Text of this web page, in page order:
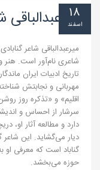
میرعبدالباقی
میرعبدالباقی شاعر
شاعری نام‌آور است.
تاریخ ادبیات ایران
مهربانی و نجابتش
اقلیم» و «تذکره روز
سرشار از احساس و
دارد و مطالعه آثار او،
دیار می‌گشاید. این شاعر
گناباد است که معرفی او
حوزه می‌بخشد.
۱۸
اسفند